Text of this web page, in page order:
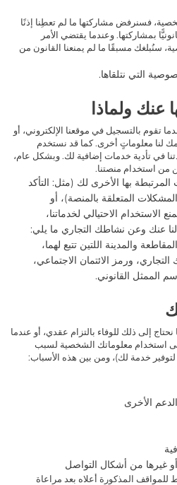
فسنرفض مشاركتها ما لم تعطِنا إذنًا
بمشاركتها. وعندما يقتضي الأمر
سنُبلغك مسبقًا ما لم يمنعنا القانون من
التي نتلقاها.
عنك ولماذا
تقوم بالتسجيل في موقعنا الإلكتروني، أو
لنا معلوماتٍ أخرى. كما قد نستخدم
في تأدية خدمات إضافية لك. وبشكل عام،
من استخدام منصتنا.
المرتبطة بها الأخرى لك (مثل: التأكد
المتعلقة بالمنصة)، أو
الاستخدام الاحتيالي لخدماتنا،
عنك وعن نشاطك التجاري ما يلي:
والمدينة اللتين تتبع لهما،
ورمز الائتمان الاجتماعي،
الممثل القانوني.
إلى ذلك للوفاء بالتزام عقدي، أو عندما
استخدام معلوماتك الشخصية لسبب
خدمة لك)، ومن بين هذه الأسباب:
الأخرى
غيرها من أشكال التواصل
المذكورة أعلاه بعد مراعاة